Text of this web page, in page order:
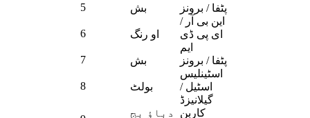
5
بش پٹفا / برونز
6 او رنگ
این بی آر /
ای پی ڈی
ایم
7
بش پٹفا / برونز
8 بولٹ
اسٹینلیس
اسٹیل /
گیلانیزڈ
دباؤ بج
کاربن